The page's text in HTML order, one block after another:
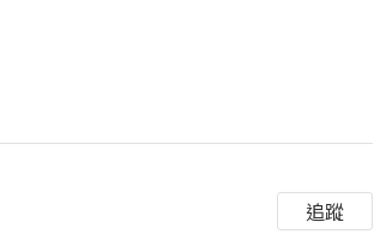
追蹤